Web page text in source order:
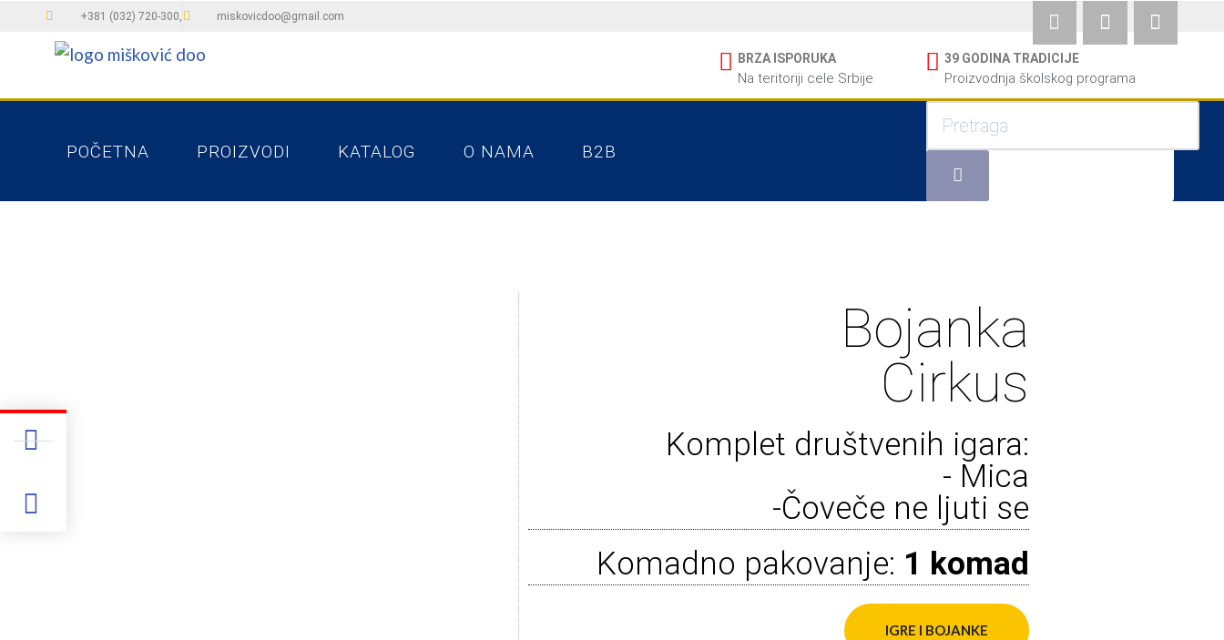
+381 (032) 720-300, miskovicdoo@gmail.com
BRZA ISPORUKA
Na teritoriji cele Srbije
39 GODINA TRADICIJE
Proizvodnja školskog programa
POČETNA PROIZVODI KATALOG O NAMA B2B
Bojanka
Cirkus
Komplet društvenih igara:
- Mica
-Čoveče ne ljuti se
Komadno pakovanje: 1 komad
IGRE I BOJANKE